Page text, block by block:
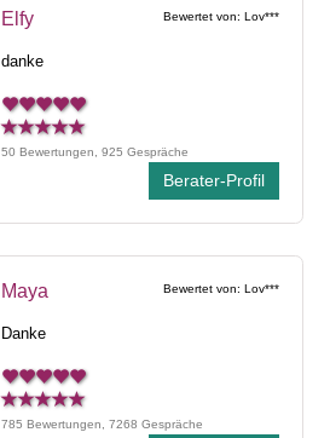
Bewertet von: Lov***
Elfy
danke
50 Bewertungen, 925 Gespräche
Berater-Profil
Bewertet von: Lov***
Maya
Danke
785 Bewertungen, 7268 Gespräche